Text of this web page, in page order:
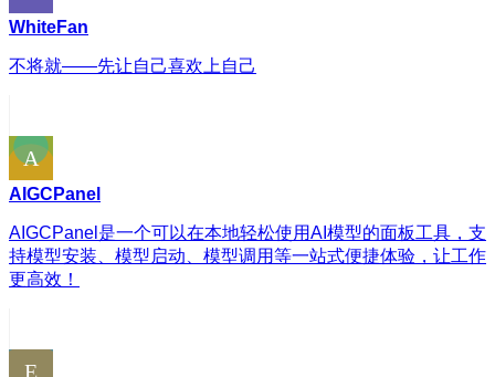
WhiteFan
不将就——先让自己喜欢上自己
AIGCPanel
AIGCPanel是一个可以在本地轻松使用AI模型的面板工具，支
持模型安装、模型启动、模型调用等一站式便捷体验，让工作
更高效！